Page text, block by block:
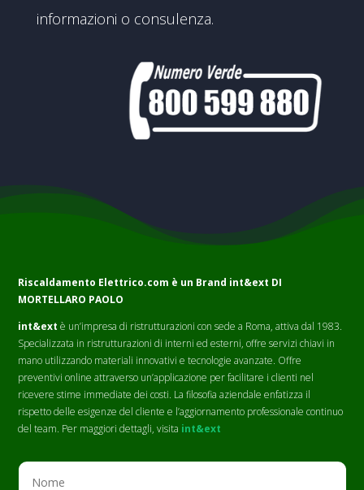
informazioni o consulenza.
Riscaldamento Elettrico.com è un Brand int&ext DI
MORTELLARO PAOLO
int&ext è un’impresa di ristrutturazioni con sede a Roma, attiva dal 1983.
Specializzata in ristrutturazioni di interni ed esterni, offre servizi chiavi in
mano utilizzando materiali innovativi e tecnologie avanzate. Offre
preventivi online attraverso un’applicazione per facilitare i clienti nel
ricevere stime immediate dei costi. La filosofia aziendale enfatizza il
rispetto delle esigenze del cliente e l’aggiornamento professionale continuo
del team. Per maggiori dettagli, visita int&ext